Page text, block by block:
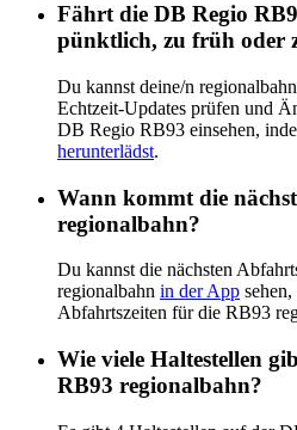
Fährt die DB Regio
pünktlich, zu früh oder
Du kannst deine/n
Echtzeit-Updates prüfen und
DB Regio RB93 einsehen,
herunterlädst.
Wann kommt die
regionalbahn?
Du kannst die nächsten
regionalbahn in der App
Abfahrtszeiten für die RB93
Wie viele Haltestellen
RB93 regionalbahn?